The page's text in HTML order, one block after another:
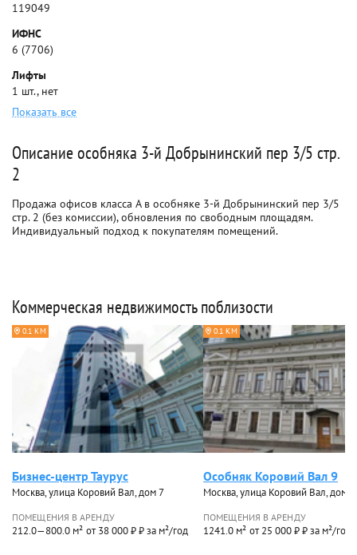
119049
ИФНС
6 (7706)
Лифты
1 шт., нет
Показать все
Описание особняка 3-й Добрынинский пер 3/5 стр.
2
Продажа офисов класса A в особняке 3-й Добрынинский пер 3/5
стр. 2 (без комиссии), обновления по свободным площадям.
Индивидуальный подход к покупателям помещений.
Коммерческая недвижимость поблизости
0.1 КМ
Бизнес-центр Таурус
Москва, улица Коровий Вал, дом 7
ПОМЕЩЕНИЯ В АРЕНДУ
212.0—800.0 м² от 38 000 ₽ ₽ за м²/год
0.1 КМ
Особняк Коровий Вал 9
Москва, улица Коровий Вал, дом 9
ПОМЕЩЕНИЯ В АРЕНДУ
1241.0 м² от 25 000 ₽ ₽ за м²/год